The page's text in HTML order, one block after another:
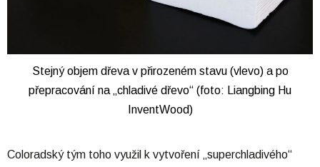
Stejný objem dřeva v přirozeném stavu (vlevo) a po
přepracování na „chladivé dřevo“ (foto: Liangbing Hu
InventWood)
Coloradský tým toho využil k vytvoření „superchladivého“